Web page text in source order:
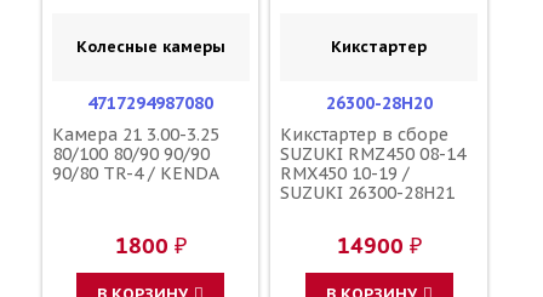
Колесные камеры
4717294987080
Камера 21 3.00-3.25
80/100 80/90 90/90
90/80 TR-4 / KENDA
1800 ₽
Кикстартер
26300-28H20
Кикстартер в сборе
SUZUKI RMZ450 08-14
RMX450 10-19 /
SUZUKI 26300-28H21
14900 ₽